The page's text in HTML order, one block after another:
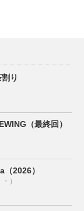
り
（最終回）
2026）
）